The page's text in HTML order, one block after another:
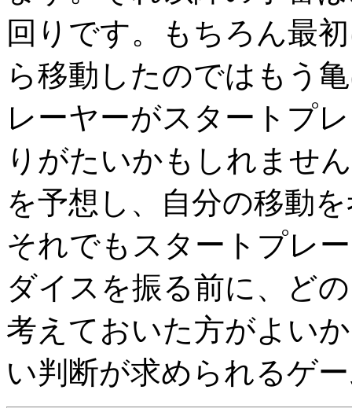
回りです。もちろん最
ら移動したのではもう
レーヤーがスタートプ
りがたいかもしれませ
を予想し、自分の移動
それでもスタートプレ
ダイスを振る前に、ど
考えておいた方がよい
い判断が求められるゲ